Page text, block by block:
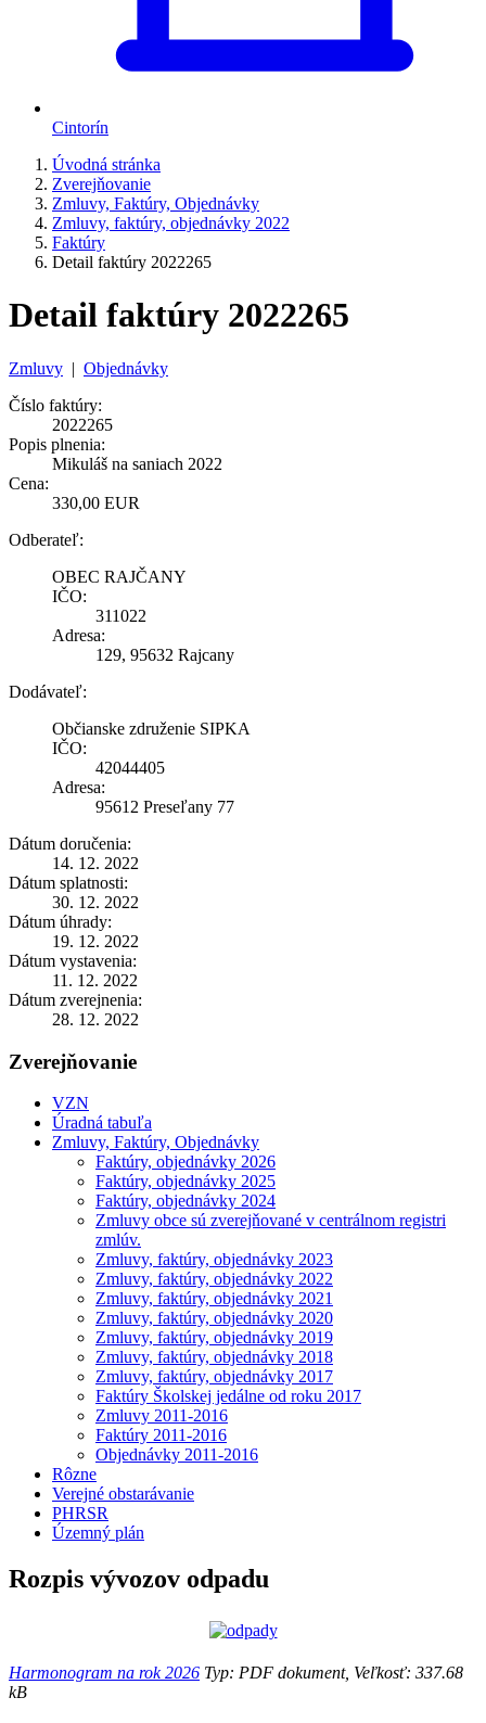
Cintorín
Úvodná stránka
Zverejňovanie
Zmluvy, Faktúry, Objednávky
Zmluvy, faktúry, objednávky 2022
Faktúry
Detail faktúry 2022265
Detail faktúry 2022265
Zmluvy | Objednávky
Číslo faktúry:
2022265
Popis plnenia:
Mikuláš na saniach 2022
Cena:
330,00 EUR
Odberateľ:
OBEC RAJČANY
IČO:
311022
Adresa:
129, 95632 Rajcany
Dodávateľ:
Občianske združenie SIPKA
IČO:
42044405
Adresa:
95612 Preseľany 77
Dátum doručenia:
14. 12. 2022
Dátum splatnosti:
30. 12. 2022
Dátum úhrady:
19. 12. 2022
Dátum vystavenia:
11. 12. 2022
Dátum zverejnenia:
28. 12. 2022
Zverejňovanie
VZN
Úradná tabuľa
Zmluvy, Faktúry, Objednávky
Faktúry, objednávky 2026
Faktúry, objednávky 2025
Faktúry, objednávky 2024
Zmluvy obce sú zverejňované v centrálnom registri
zmlúv.
Zmluvy, faktúry, objednávky 2023
Zmluvy, faktúry, objednávky 2022
Zmluvy, faktúry, objednávky 2021
Zmluvy, faktúry, objednávky 2020
Zmluvy, faktúry, objednávky 2019
Zmluvy, faktúry, objednávky 2018
Zmluvy, faktúry, objednávky 2017
Faktúry Školskej jedálne od roku 2017
Zmluvy 2011-2016
Faktúry 2011-2016
Objednávky 2011-2016
Rôzne
Verejné obstarávanie
PHRSR
Územný plán
Rozpis vývozov odpadu
Harmonogram na rok 2026 Typ: PDF dokument, Veľkosť: 337.68
kB